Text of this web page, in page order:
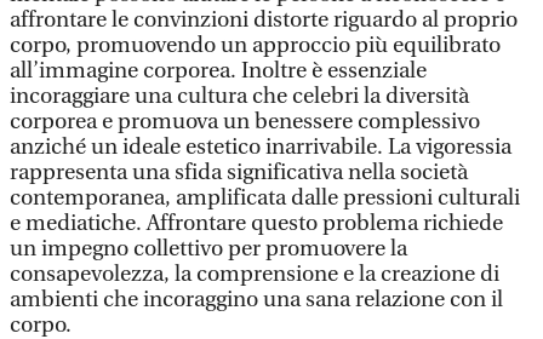
affrontare le convinzioni distorte riguardo al proprio
corpo, promuovendo un approccio più equilibrato
all’immagine corporea. Inoltre è essenziale
incoraggiare una cultura che celebri la diversità
corporea e promuova un benessere complessivo
anziché un ideale estetico inarrivabile. La vigoressia
rappresenta una sfida significativa nella società
contemporanea, amplificata dalle pressioni culturali
e mediatiche. Affrontare questo problema richiede
un impegno collettivo per promuovere la
consapevolezza, la comprensione e la creazione di
ambienti che incoraggino una sana relazione con il
corpo.